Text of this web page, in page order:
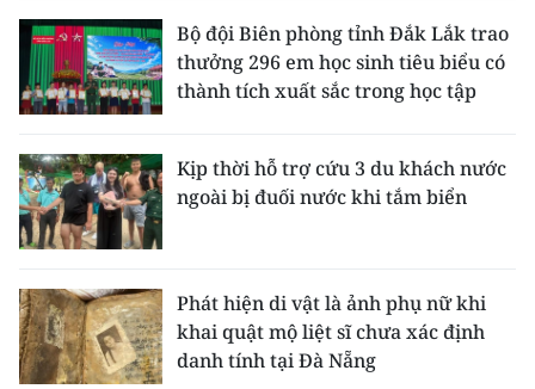
Bộ đội Biên phòng tỉnh Đắk Lắk trao
thưởng 296 em học sinh tiêu biểu có
thành tích xuất sắc trong học tập
Kịp thời hỗ trợ cứu 3 du khách nước
ngoài bị đuối nước khi tắm biển
Phát hiện di vật là ảnh phụ nữ khi
khai quật mộ liệt sĩ chưa xác định
danh tính tại Đà Nẵng